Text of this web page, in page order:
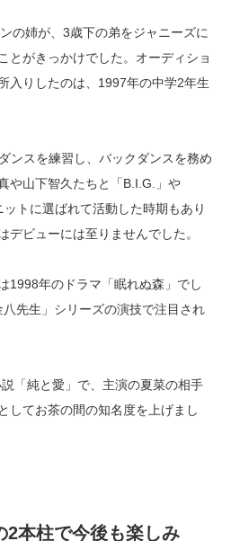
の姉が、3歳下の弟をジャニーズに
とがきっかけでした。オーディショ
入りしたのは、1997年の中学2年生
ンスを練習し、バックダンスを務め
や山下智久たちと「B.I.G.」や
ットに選ばれて活動した時期もあり
デビューには至りませんでした。
1998年のドラマ「眠れぬ森」でし
先生」シリーズの演技で注目され
「純と愛」で、主演の夏菜の相手
してお茶の間の知名度を上げまし
2本柱で今後も楽しみ